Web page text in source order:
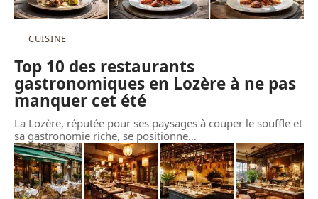
CUISINE
Top 10 des restaurants
gastronomiques en Lozère à ne pas
manquer cet été
La Lozère, réputée pour ses paysages à couper le souffle et
sa gastronomie riche, se positionne…